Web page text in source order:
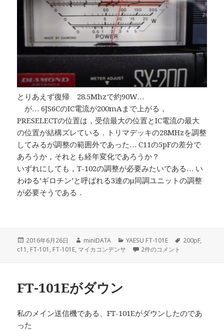
とりあえず復帰 28.5Mhzで約90W…
が… 6JS6CのIC電流が200mAまで上がる，
PRESELECTの位置は，受信最大の位置とIC電流の最大
の位置が結構ズレている．トリマデッキの28MHzを調整
してみるが調整の範囲外であった… C11の5pFの差分で
あろうか，それとも経年変化であろうか？
いずれにしても，T-102の調整が必要みたいである… い
わゆる’ギロチン’と呼ばれる3連のμ同調ユニットの調整
が必要そうである．
投
稿
2016年6月26日
作
成
miniDATA
カ
テ
YAESU FT-101E
タ
200pF,
c11 , FT-101 , FT-101E, マイカコンデンサ FT-101E C11(200pF マイカ・
2件のコメント
FT-101Eがダウン
私のメイン送信機である、FT-101Eがダウンしたのであ
った